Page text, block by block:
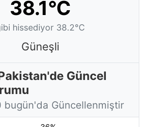
38.1°C
hissediyor 38.2°C
Güneşli
Güncel
bugün'da Güncellenmiştir